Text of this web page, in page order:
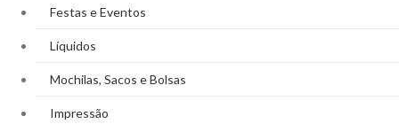
Festas e Eventos
Líquidos
Mochilas, Sacos e Bolsas
Impressão